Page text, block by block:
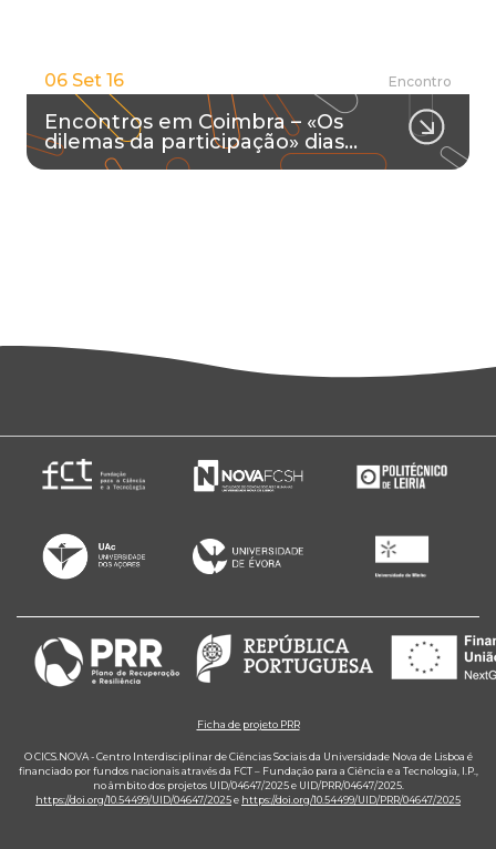
06 Set 16 Encontro
Encontros em Coimbra – «Os
dilemas da participação» dias…
Ficha de projeto PRR
O CICS.NOVA - Centro Interdisciplinar de Ciências Sociais da Universidade Nova de Lisboa é
financiado por fundos nacionais através da FCT – Fundação para a Ciência e a Tecnologia, I.P.,
no âmbito dos projetos UID/04647/2025 e UID/PRR/04647/2025.
https://doi.org/10.54499/UID/04647/2025e https://doi.org/10.54499/UID/PRR/04647/2025